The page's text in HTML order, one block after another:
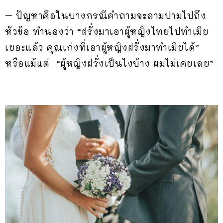
– ปัญหาคือในบางกรณีคำถามจะลามปามไปถึง
หัวข้อ ทำนองว่า “ฝรั่งมาเอาผู้หญิงไทยไปทำเมีย
เยอะแล้ว คุณเก่งที่เอาผู้หญิงฝรั่งมาทำเมียได้”
หรือแม้แต่ “ผู้หญิงฝรั่งเป็นไงบ้าง ผมไม่เคยเลย”